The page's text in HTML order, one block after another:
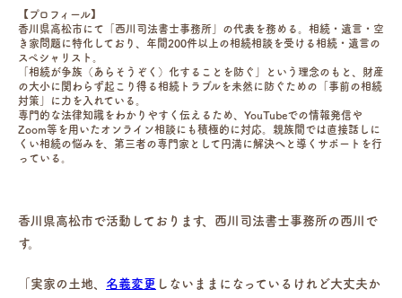
【プロフィール】
香川県高松市にて「西川司法書士事務所」の代表を務める。相続・遺言・空
き家問題に特化しており、年間200件以上の相続相談を受ける相続・遺言の
スペシャリスト。
「相続が争族（あらそうぞく）化することを防ぐ」という理念のもと、財産
の大小に関わらず起こり得る相続トラブルを未然に防ぐための「事前の相続
対策」に力を入れている。
専門的な法律知識をわかりやすく伝えるため、YouTubeでの情報発信や
Zoom等を用いたオンライン相談にも積極的に対応。親族間では直接話しに
くい相続の悩みを、第三者の専門家として円満に解決へと導くサポートを行
っている。
香川県高松市で活動しております、西川司法書士事務所の西川で
す。
「実家の土地、 名義変更 しないままになっているけれど大丈夫か